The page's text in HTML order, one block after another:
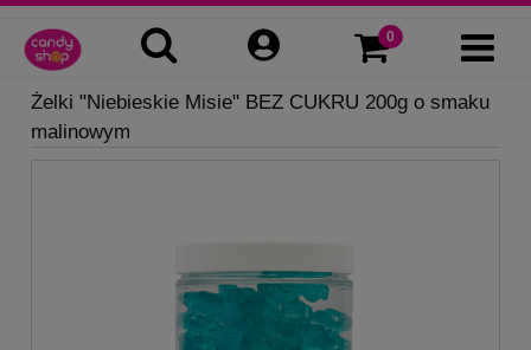
Żelki "Niebieskie Misie" BEZ CUKRU 200g o smaku
malinowym